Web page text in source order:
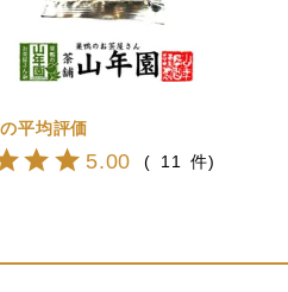
5.00 11